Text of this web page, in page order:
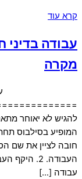
קרא עוד
עבודה בדיני
מקרה
עבודה
חובה לציין את שם
עבודה […]